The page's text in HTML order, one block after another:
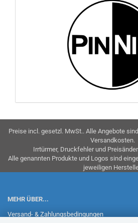
Preise incl. gesetzl. MwSt.. Alle Angebote
Versandkosten.
Irrtürmer, Druckfehler und
Alle genannten Produkte und Logos sind
jeweiligen
MEHR ÜBER...
Versand- & Zahlungsbedingungen